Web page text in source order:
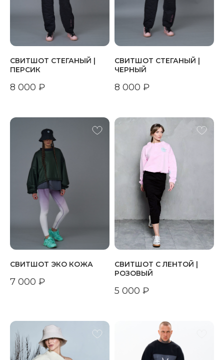
СВИТШОТ СТЕГАНЫЙ |
ПЕРСИК
8 000 ₽
СВИТШОТ СТЕГАНЫЙ |
ЧЕРНЫЙ
8 000 ₽
СВИТШОТ ЭКО КОЖА
7 000 ₽
СВИТШОТ С ЛЕНТОЙ |
РОЗОВЫЙ
5 000 ₽